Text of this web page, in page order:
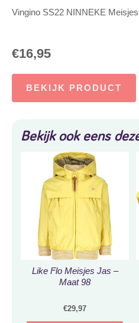
Vingino SS22 NINNEKE
€16,95
BEKIJK PRODUCT
Bekijk ook eens
Like Flo Meisjes Jas –
Maat 98
€29,97